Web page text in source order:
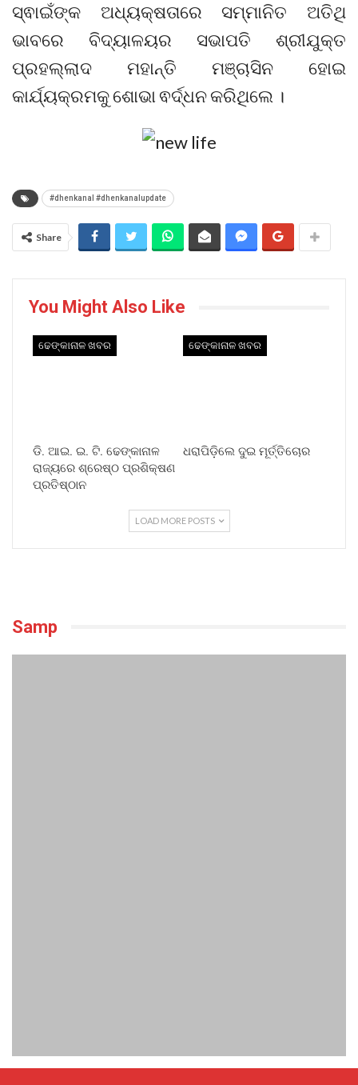
ସ୍ଵାଇଁଙ୍କ ଅଧ୍ୟକ୍ଷତାରେ ସମ୍ମାନିତ ଅତିଥି
ଭାବରେ ବିଦ୍ୟାଳୟର ସଭାପତି ଶ୍ରୀଯୁକ୍ତ
ପ୍ରହଲ୍ଲାଦ ମହାନ୍ତି ମଞ୍ଚାସିନ ହୋଇ
କାର୍ଯ୍ୟକ୍ରମକୁ ଶୋଭା ଵର୍ଦ୍ଧନ କରିଥିଲେ ।
#dhenkanal #dhenkanalupdate
Share
You Might Also Like
ଢେଙ୍କାନାଳ ଖବର
ଡି. ଆଇ. ଇ. ଟି. ଢେଙ୍କାନାଳ
ରାଜ୍ୟରେ ଶ୍ରେଷ୍ଠ ପ୍ରଶିକ୍ଷଣ
ପ୍ରତିଷ୍ଠାନ
ଢେଙ୍କାନାଳ ଖବର
ଧରାପିଡ଼ିଲେ ଦୁଇ ମୂର୍ତ୍ତିଚୋର
LOAD MORE POSTS
Samp